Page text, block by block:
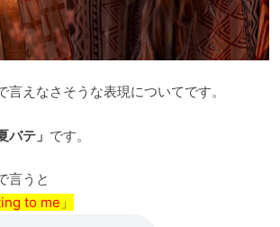
言えなさそうな表現についてです。
バテ」 です。
言うと
to me 」